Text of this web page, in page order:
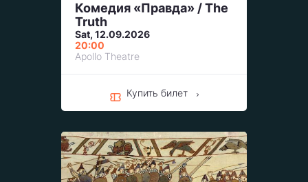
Комедия «Правда» / The
Truth
Sat, 12.09.2026
20:00
Apollo Theatre
Купить билет